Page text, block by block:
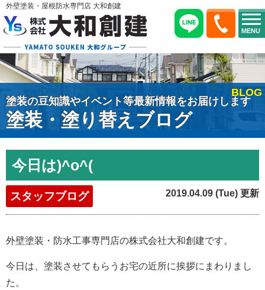
MENU
外壁塗装・屋根防水専門店 大和創建
塗装の豆知識やイベント等最新情報をお届けします
塗装・塗り替えブログ
BLOG
今日は)^o^(
スタッフブログ 2019.04.09 (Tue) 更新
外壁塗装・防水工事専門店の株式会社大和創建です。
今日は、塗装させてもらうお宅の近所に挨拶にまわりまし
た。